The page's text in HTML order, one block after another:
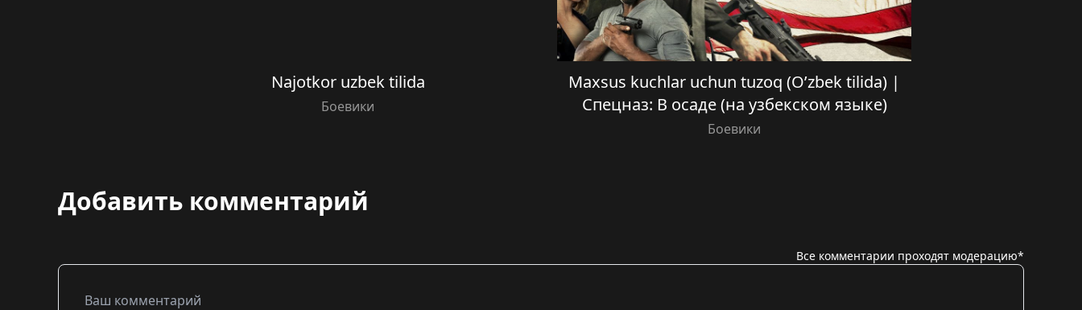
Najotkor uzbek tilida
Боевики
Maxsus kuchlar uchun tuzoq (O’zbek tilida) |
Спецназ: В осаде (на узбекском языке)
Боевики
Добавить комментарий
Все комментарии проходят модерацию*